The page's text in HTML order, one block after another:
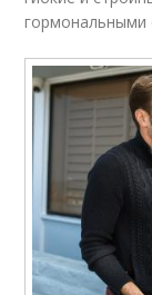
гормональными